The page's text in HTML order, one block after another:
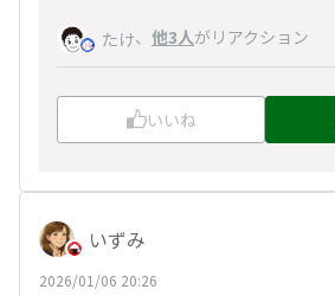
たけ、 他3人がリアクション
いいね
いずみ
2026/01/06 20:26